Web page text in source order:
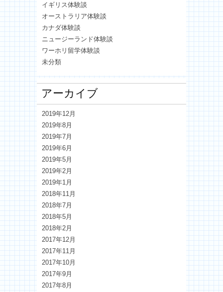
イギリス体験談
オーストラリア体験談
カナダ体験談
ニュージーランド体験談
ワーホリ留学体験談
未分類
アーカイブ
2019年12月
2019年8月
2019年7月
2019年6月
2019年5月
2019年2月
2019年1月
2018年11月
2018年7月
2018年5月
2018年2月
2017年12月
2017年11月
2017年10月
2017年9月
2017年8月